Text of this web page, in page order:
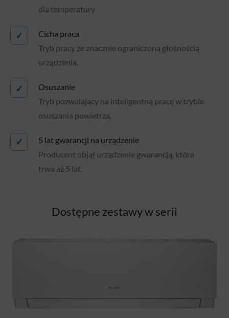
dla temperatury
✓
Cicha praca
Tryb pracy ze znacznie ograniczoną głośnością
urządzenia.
✓
Osuszanie
Tryb pozwalający na inteligentną pracę w trybie
osuszania powietrza.
✓
5 lat gwarancji na urządzenie
Producent objął urządzenie gwarancją, która
trwa aż 5 lat.
Dostępne zestawy w serii